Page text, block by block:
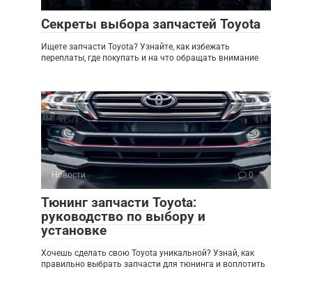
Секреты выбора запчастей Toyota
Ищете запчасти Toyota? Узнайте, как избежать
переплаты, где покупать и на что обращать внимание
Новости 0
Тюнинг запчасти Toyota:
руководство по выбору и
установке
Хочешь сделать свою Toyota уникальной? Узнай, как
правильно выбрать запчасти для тюнинга и воплотить